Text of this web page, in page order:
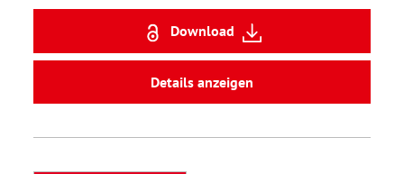
Download
Details anzeigen